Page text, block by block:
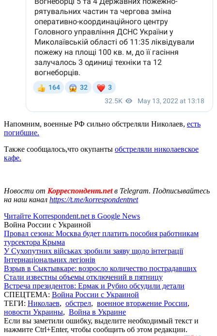
Напомним, военные РФ сильно обстреляли Николаев, есть
погибшие.
Также сообщалось,что окупанты обстреляли николаевское
кафе.
Новости от Корреспондент.netв Telegram. Подписывайтесь
на наш канал https://t.me/korrespondentnet
Читайте Korrespondent.net в Google News
Война России с Украиной
Провал сезона: Москва будет платить пособия работникам
турсектора Крыма
У Сухопутних військах зробили заяву щодо інтеграції
Інтернаціональних легіонів
Взрыв в Сыктывкаре: возросло количество пострадавших
Стали известны объемы отключений в пятницу
Встреча президентов: Ермак и Рубио обсудили детали
СПЕЦТЕМА: Война России с Украиной
ТЕГИ: Николаев, обстрел, военное вторжение России,
новости Украины, Война в Украине
Если вы заметили ошибку, выделите необходимый текст и
нажмите Ctrl+Enter, чтобы сообщить об этом редакции.